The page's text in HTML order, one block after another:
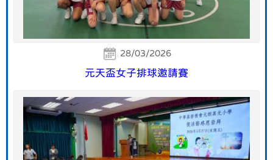
28/03/2026
元天盃女子排球邀請賽